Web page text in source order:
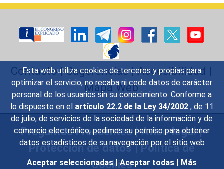
Esta web utiliza cookies de terceros y propias para
optimizar el servicio, no recaba ni cede datos de carácter
personal de los usuarios sin su conocimiento. Conforme a
lo dispuesto en el artículo 22.2 de la Ley 34/2002 , de 11
de julio, de servicios de la sociedad de la información y de
comercio electrónico, pedimos su permiso para obtener
datos estadísticos de su navegación por el sitio web
Aceptar seleccionadas | Aceptar todas | Más
Contacto|Sugerencias|Accesibilidad |
Mapa Web
Preguntas Frecuentes|Aviso legal|
Protección de datos|Política de
Cookies